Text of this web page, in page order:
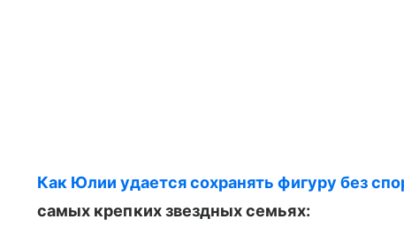
Как Юлии удается сохранять фигуру без
самых крепких звездных семьях: